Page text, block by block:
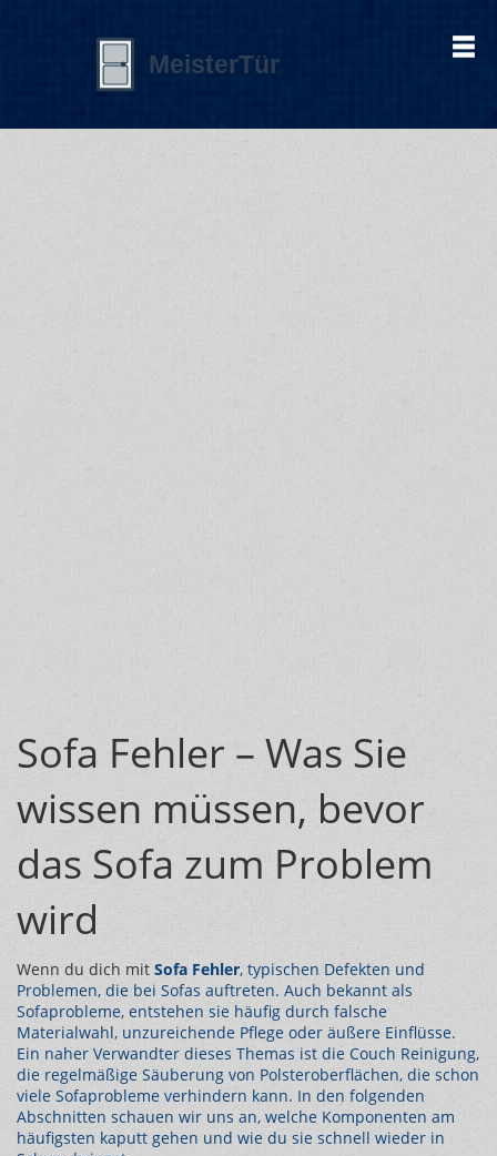
Sofa Fehler – Was Sie
wissen müssen, bevor
das Sofa zum Problem
wird
Wenn du dich mit Sofa Fehler, typischen Defekten und
Problemen, die bei Sofas auftreten. Auch bekannt als
Sofaprobleme, entstehen sie häufig durch falsche
Materialwahl, unzureichende Pflege oder äußere Einflüsse.
Ein naher Verwandter dieses Themas ist die Couch Reinigung,
die regelmäßige Säuberung von Polsteroberflächen, die schon
viele Sofaprobleme verhindern kann. In den folgenden
Abschnitten schauen wir uns an, welche Komponenten am
häufigsten kaputt gehen und wie du sie schnell wieder in